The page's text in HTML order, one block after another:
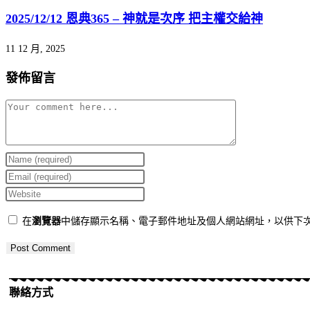
2025/12/12 恩典365 – 神就是次序 把主權交給神
11 12 月, 2025
發佈留言
在瀏覽器中儲存顯示名稱、電子郵件地址及個人網站網址，以供下
聯絡方式